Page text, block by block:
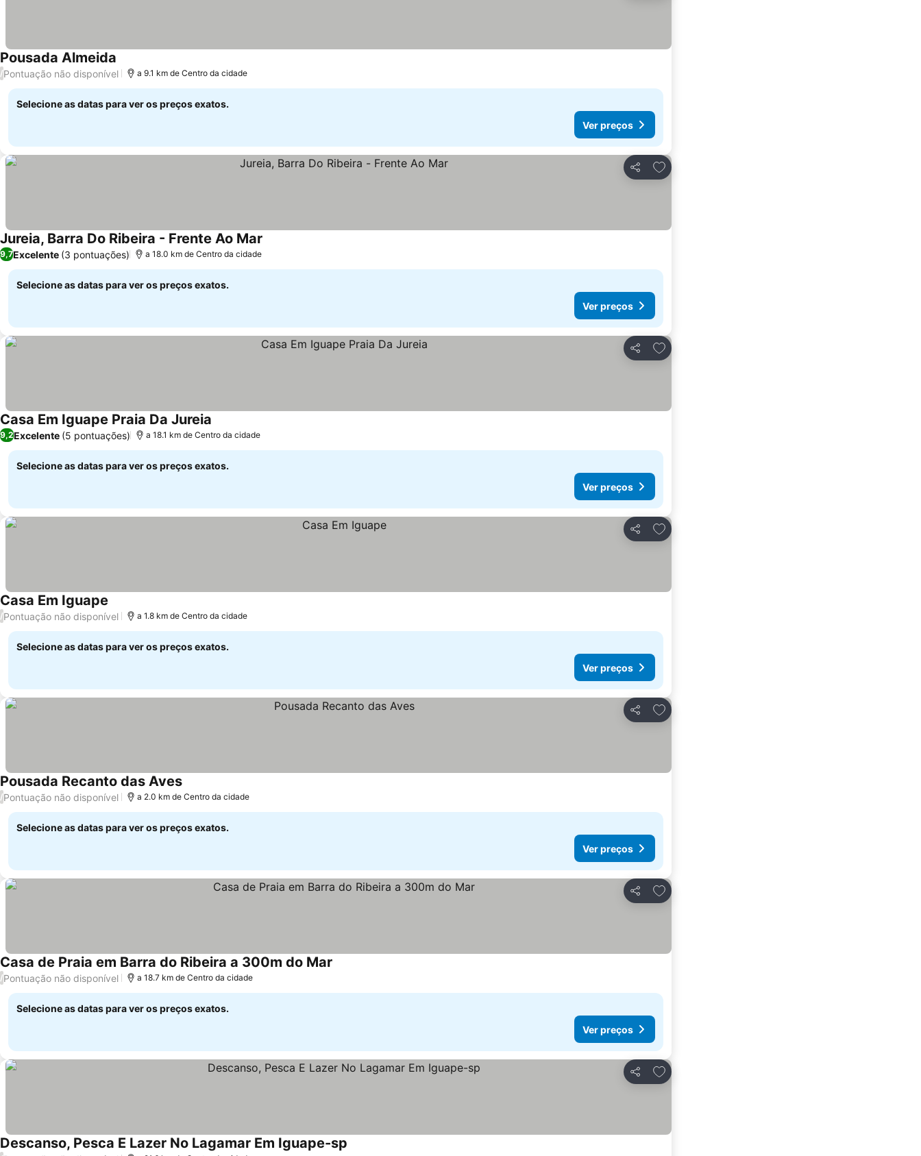
Pousada Almeida
/Pontuação não disponível a 9.1 km de Centro da cidade
Selecione as datas para ver os preços exatos.
Ver preços
Partilhar
Adicionar aos favoritos
Jureia, Barra Do Ribeira - Frente Ao Mar
9,7Excelente (3 pontuações) a 18.0 km de Centro da cidade
Selecione as datas para ver os preços exatos.
Ver preços
Partilhar
Adicionar aos favoritos
Casa Em Iguape Praia Da Jureia
9,2Excelente (5 pontuações) a 18.1 km de Centro da cidade
Selecione as datas para ver os preços exatos.
Ver preços
Partilhar
Adicionar aos favoritos
Casa Em Iguape
/Pontuação não disponível a 1.8 km de Centro da cidade
Selecione as datas para ver os preços exatos.
Ver preços
Partilhar
Adicionar aos favoritos
Pousada Recanto das Aves
/Pontuação não disponível a 2.0 km de Centro da cidade
Selecione as datas para ver os preços exatos.
Ver preços
Partilhar
Adicionar aos favoritos
Casa de Praia em Barra do Ribeira a 300m do Mar
/Pontuação não disponível a 18.7 km de Centro da cidade
Selecione as datas para ver os preços exatos.
Ver preços
Partilhar
Adicionar aos favoritos
Descanso, Pesca E Lazer No Lagamar Em Iguape-sp